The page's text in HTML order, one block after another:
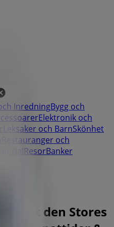
InredningBygg och
Elektronik och
Leksaker och BarnSkönhet
Restauranger och
ResorBanker
Knut den Stores